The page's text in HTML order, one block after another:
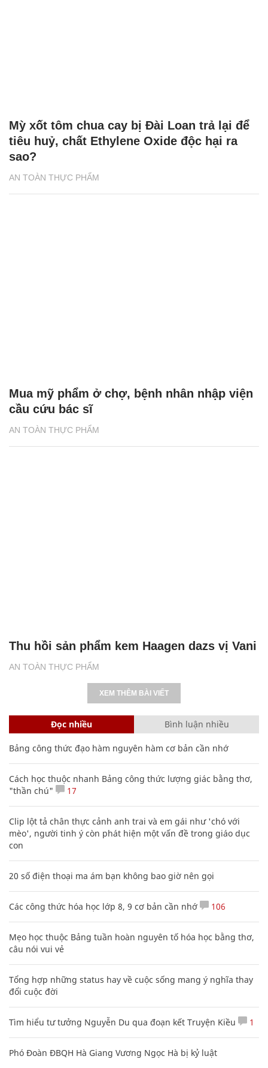
AN TOÀN THỰC PHẨM
Mỳ xốt tôm chua cay bị Đài Loan trả lại để
tiêu huỷ, chất Ethylene Oxide độc hại ra
sao?
AN TOÀN THỰC PHẨM
Mua mỹ phẩm ở chợ, bệnh nhân nhập viện
cầu cứu bác sĩ
AN TOÀN THỰC PHẨM
Thu hồi sản phẩm kem Haagen dazs vị Vani
XEM THÊM BÀI VIẾT
Đọc nhiều Bình luận nhiều
Bảng công thức đạo hàm nguyên hàm cơ bản cần nhớ
Cách học thuộc nhanh Bảng công thức lượng giác bằng thơ,
"thần chú"
17
Clip lột tả chân thực cảnh anh trai và em gái như 'chó với
mèo', người tinh ý còn phát hiện một vấn đề trong giáo dục
con
20 số điện thoại ma ám bạn không bao giờ nên gọi
Các công thức hóa học lớp 8, 9 cơ bản cần nhớ 106
Mẹo học thuộc Bảng tuần hoàn nguyên tố hóa học bằng thơ,
câu nói vui vẻ
Tổng hợp những status hay về cuộc sống mang ý nghĩa thay
đổi cuộc đời
Tìm hiểu tư tưởng Nguyễn Du qua đoạn kết Truyện Kiều 1
Phó Đoàn ĐBQH Hà Giang Vương Ngọc Hà bị kỷ luật